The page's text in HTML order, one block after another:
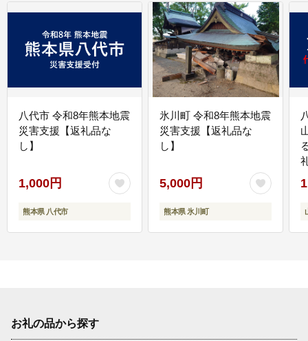
八代市 令和8年熊本地震
災害支援【返礼品な
し】
1,000円
熊本県 八代市
氷川町 令和8年熊本地震
災害支援【返礼品な
し】
5,000円
熊本県 氷川町
お礼の品から探す